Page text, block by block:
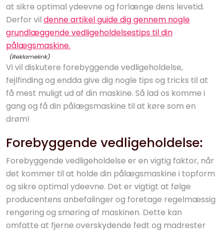
at sikre optimal ydeevne og forlænge dens levetid.
Derfor vil denne artikel guide dig gennem nogle
grundlæggende vedligeholdelsestips til din
pålægsmaskine.
Vi vil diskutere forebyggende vedligeholdelse,
fejlfinding og endda give dig nogle tips og tricks til at
få mest muligt ud af din maskine. Så lad os komme i
gang og få din pålægsmaskine til at køre som en
drøm!
Forebyggende vedligeholdelse:
Forebyggende vedligeholdelse er en vigtig faktor, når
det kommer til at holde din pålægsmaskine i topform
og sikre optimal ydeevne. Det er vigtigt at følge
producentens anbefalinger og foretage regelmæssig
rengøring og smøring af maskinen. Dette kan
omfatte at fjerne overskydende fedt og madrester